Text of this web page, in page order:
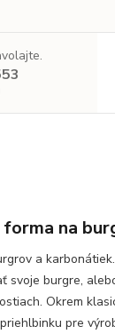
na
a
svoje burgre,
Okrem
pre